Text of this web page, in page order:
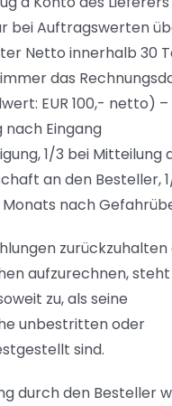
bei Auftragswerten
Netto innerhalb 30
das
EUR 100,- netto) –
nach Eingang
1/3 bei Mitteilung
an den Besteller,
nach
aufzurechnen,
zu, als seine
unbestritten oder
sind.
durch den Besteller